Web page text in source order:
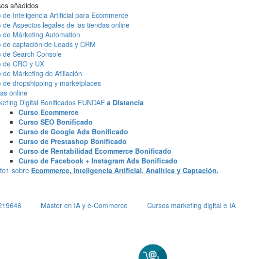
añadidos
de Inteligencia Artificial para Ecommerce
de Aspectos legales de las tiendas online
de Márketing Automation
de captación de Leads y CRM
de Search Console
de CRO y UX
de Márketing de Afiliación
de dropshipping y marketplaces
online
Digital Bonificados FUNDAEa Distancia
Curso Ecommerce
Curso SEO Bonificado
Curso de Google Ads Bonificado
Curso de Prestashop Bonificado
Curso de Rentabilidad Ecommerce Bonificado
Curso de Facebook + Instagram Ads Bonificado
sobre Ecommerce, Inteligencia Artificial, Analítica y Captación.
Máster en IA y e-Commerce Cursos marketing digital e IA